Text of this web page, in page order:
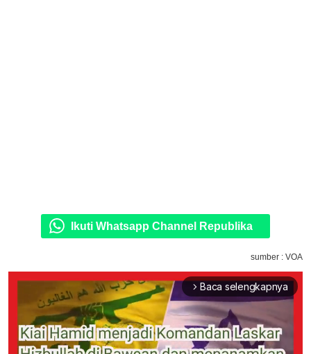
Ikuti Whatsapp Channel Republika
sumber : VOA
arrow_forward_ios Baca selengkapnya